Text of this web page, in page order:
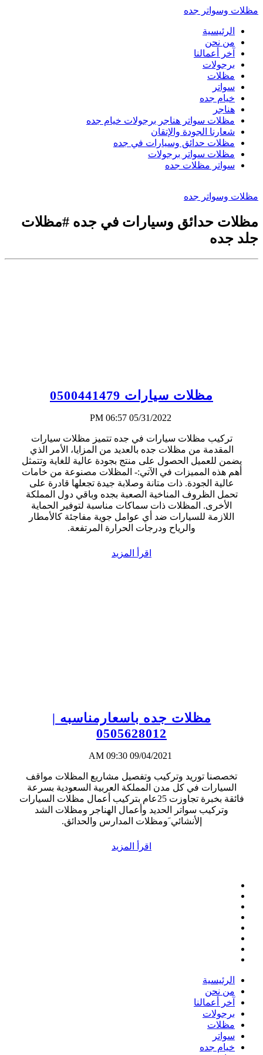
مظلات وسواتر جده
الرئيسية
من نحن
آخر أعمالنا
برجولات
مظلات
سواتر
خيام جده
هناجر
مظلات سواتر هناجر برجولات خيام جده
شعارنا الجودة والإتقان
مظلات حدائق وسيارات في جده
مظلات سواتر برجولات
سواتر مظلات جده
مظلات وسواتر جده
مظلات حدائق وسيارات في جده #مظلات
جلد جده
مظلات سيارات 0500441479
05/31/2022 06:57 PM
تركيب مظلات سيارات في جده تتميز مظلات سيارات
المقدمة من مظلات جده بالعديد من المزايا، الأمر الذي
يضمن للعميل الحصول على منتج بجودة عالية للغاية وتتمثل
أهم هذه المميزات في الآتي:- المظلات مصنوعة من خامات
عالية الجودة. ذات متانة وصلابة جيدة تجعلها قادرة على
تحمل الظروف المناخية الصعبة بجده وباقي دول المملكة
الأخرى. المظلات ذات سماكات مناسبة لتوفير الحماية
اللازمة للسيارات ضد أي عوامل جوية مفاجئة كالأمطار
والرياح ودرجات الحرارة المرتفعة.
اقرأ المزيد
مظلات جده باسعارمناسبه |
0505628012
09/04/2021 09:30 AM
تخصصنا توريد وتركيب وتفصيل مشاريع المظلات مواقف
السيارات في كل مدن المملكة العربية السعودية بسرعة
فائقة بخبرة تجاوزت 25عام بتركيب أعمال مظلات السيارات
وتركيب سواتر الحديد وأعمال الهناجر ومظلات الشد
إلأنشائي َومظلات المدارس والحدائق.
اقرأ المزيد
الرئيسية
من نحن
آخر أعمالنا
برجولات
مظلات
سواتر
خيام جده